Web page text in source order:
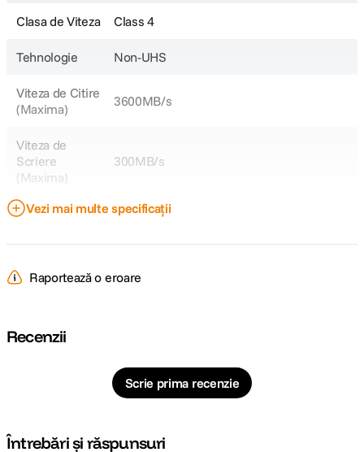
Clasa de Viteza Class 4
Tehnologie Non-UHS
Viteza de Citire
(Maxima)
3600MB/s
Viteza de
Scriere
(Maxima)
300MB/s
Cod producator
Vezi mai multe specificații
Raportează o eroare
Recenzii
Scrie prima recenzie
Întrebări și răspunsuri